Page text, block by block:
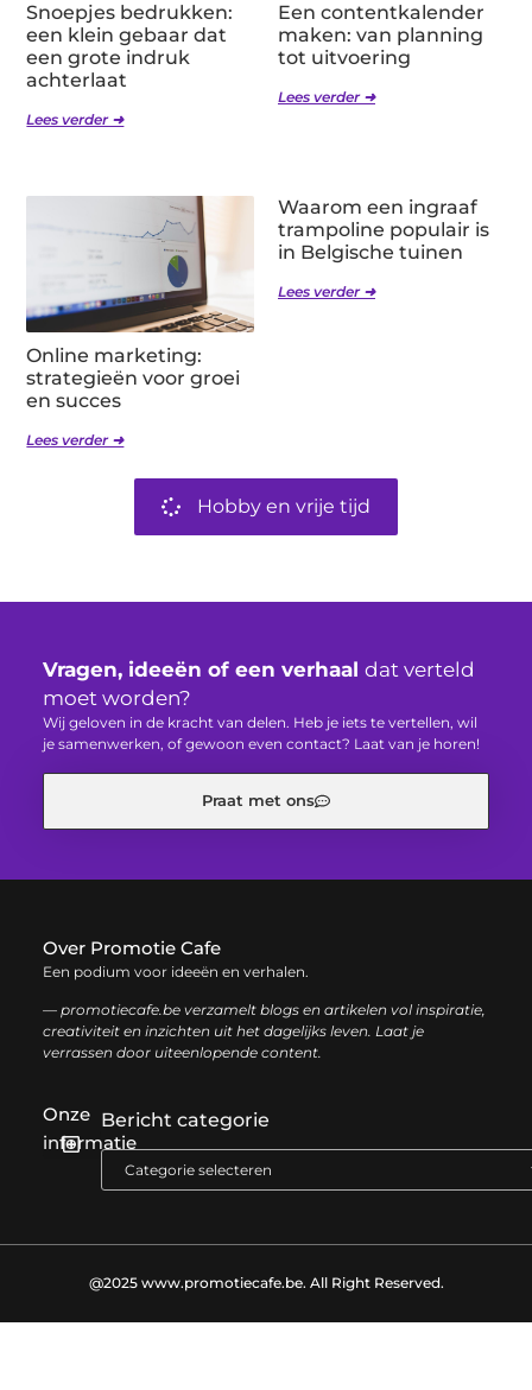
Snoepjes bedrukken:
een klein gebaar dat
een grote indruk
achterlaat
Lees verder ➜
Een contentkalender
maken: van planning
tot uitvoering
Lees verder ➜
Online marketing:
strategieën voor groei
en succes
Lees verder ➜
Waarom een ingraaf
trampoline populair is
in Belgische tuinen
Lees verder ➜
Hobby en vrije tijd
Vragen, ideeën of een verhaal dat verteld
moet worden?
Wij geloven in de kracht van delen. Heb je iets te vertellen, wil
je samenwerken, of gewoon even contact? Laat van je horen!
Praat met ons
Over Promotie Cafe
Een podium voor ideeën en verhalen.
— promotiecafe.be verzamelt blogs en artikelen vol inspiratie,
creativiteit en inzichten uit het dagelijks leven. Laat je
verrassen door uiteenlopende content.
Onze
informatie
Bericht categorie
@2025 www.promotiecafe.be. All Right Reserved.​